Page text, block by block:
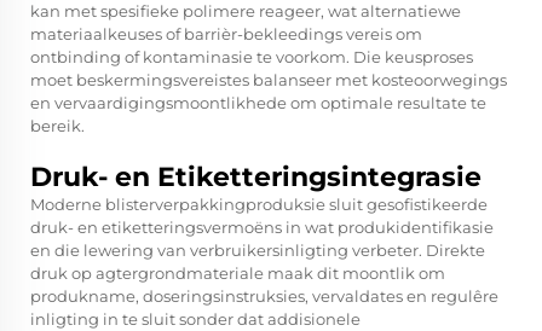
kan met spesifieke polimere reageer, wat alternatiewe
materiaalkeuses of barrièr-bekleedings vereis om
ontbinding of kontaminasie te voorkom. Die keusproses
moet beskermingsvereistes balanseer met kosteoorwegings
en vervaardigingsmoontlikhede om optimale resultate te
bereik.
Druk- en Etiketteringsintegrasie
Moderne blisterverpakkingproduksie sluit gesofistikeerde
druk- en etiketteringsvermoëns in wat produkidentifikasie
en die lewering van verbruikersinligting verbeter. Direkte
druk op agtergrondmateriale maak dit moontlik om
produkname, doseringsinstruksies, vervaldates en regulêre
inligting in te sluit sonder dat addisionele